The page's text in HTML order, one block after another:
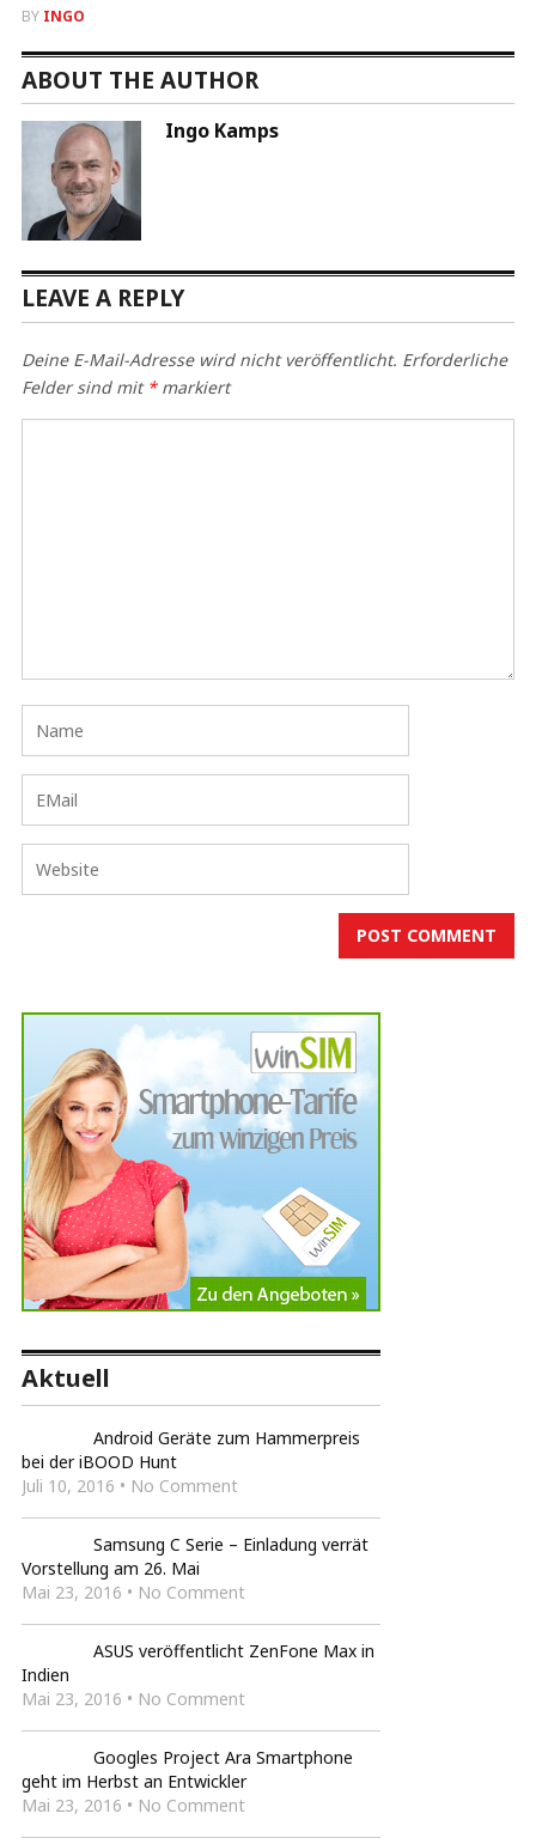
BY INGO
ABOUT THE AUTHOR
Ingo Kamps
LEAVE A REPLY
Deine E-Mail-Adresse wird nicht veröffentlicht. Erforderliche
Felder sind mit *markiert
Aktuell
Android Geräte zum Hammerpreis
bei der iBOOD Hunt
Juli 10, 2016 • No Comment
Samsung C Serie – Einladung verrät
Vorstellung am 26. Mai
Mai 23, 2016 • No Comment
ASUS veröffentlicht ZenFone Max in
Indien
Mai 23, 2016 • No Comment
Googles Project Ara Smartphone
geht im Herbst an Entwickler
Mai 23, 2016 • No Comment